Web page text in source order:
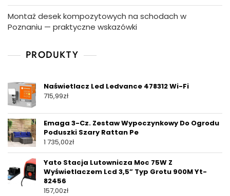
Montaż desek kompozytowych na schodach w
Poznaniu — praktyczne wskazówki
PRODUKTY
Naświetlacz Led Ledvance 478312 Wi-Fi
715,99zł
Emaga 3-Cz. Zestaw Wypoczynkowy Do Ogrodu
Poduszki Szary Rattan Pe
1 735,00zł
Yato Stacja Lutownicza Moc 75W Z
Wyświetlaczem Lcd 3,5” Typ Grotu 900M Yt-
82456
157,00zł